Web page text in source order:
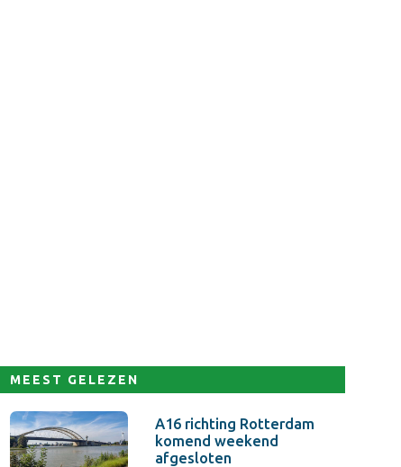
MEEST GELEZEN
A16 richting Rotterdam
komend weekend
afgesloten